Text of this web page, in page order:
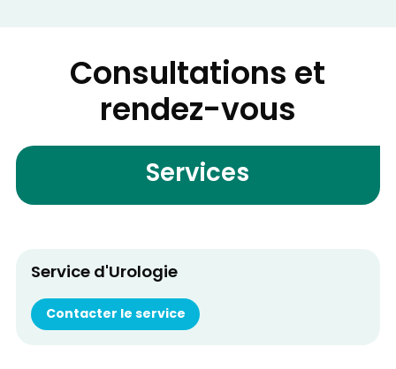
Consultations et
rendez-vous
Services
Service d'Urologie
Contacter le service